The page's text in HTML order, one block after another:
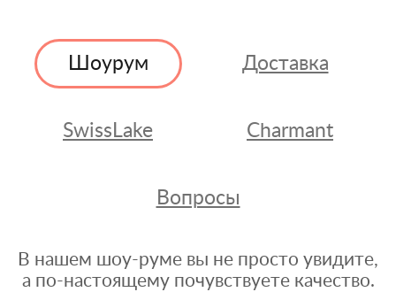
Шоурум Доставка
SwissLake Charmant
Вопросы
В нашем шоу-руме вы не просто увидите,
а по-настоящему почувствуете качество.